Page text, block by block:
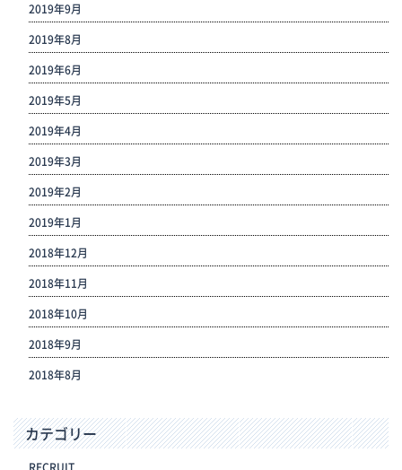
2019年9月
2019年8月
2019年6月
2019年5月
2019年4月
2019年3月
2019年2月
2019年1月
2018年12月
2018年11月
2018年10月
2018年9月
2018年8月
カテゴリー